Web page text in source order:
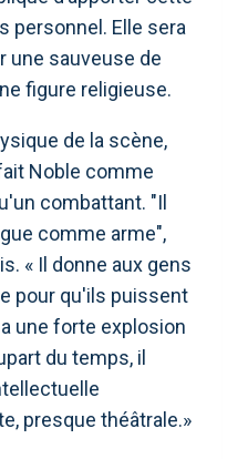
personnel. Elle sera
une sauveuse de
figure religieuse.
de la scène,
Noble comme
combattant. "Il
comme arme",
« Il donne aux gens
pour qu'ils puissent
une forte explosion
du temps, il
presque théâtrale.»